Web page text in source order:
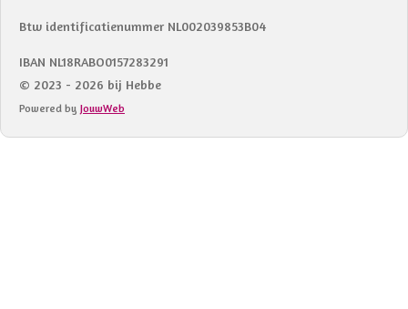
Btw identificatienummer NL002039853B04
IBAN NL18RABO0157283291
© 2023 - 2026 bij Hebbe
Powered by JouwWeb